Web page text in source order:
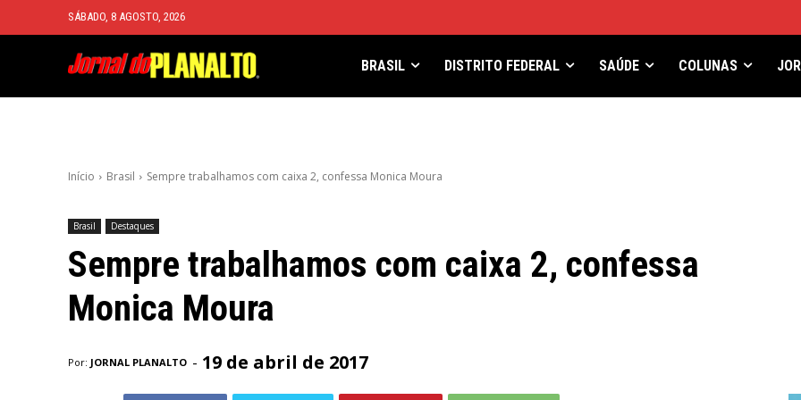
SÁBADO, 8 AGOSTO, 2026
BRASIL DISTRITO FEDERAL SAÚDE COLUNAS
Início Brasil Sempre trabalhamos com caixa 2, confessa Monica Moura
Brasil Destaques
Sempre trabalhamos com caixa 2, confessa
Monica Moura
Por: JORNAL PLANALTO - 19 de abril de 2017